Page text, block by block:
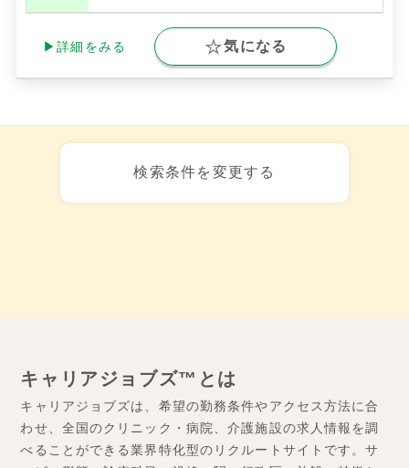
▶詳細をみる 気になる
検索条件を変更する
キャリアジョブズ™とは
キャリアジョブズは、希望の勤務条件やアクセス方法に合
わせ、全国のクリニック・病院、介護施設の求人情報を調
べることができる業界特化型のリクルートサイトです。サ